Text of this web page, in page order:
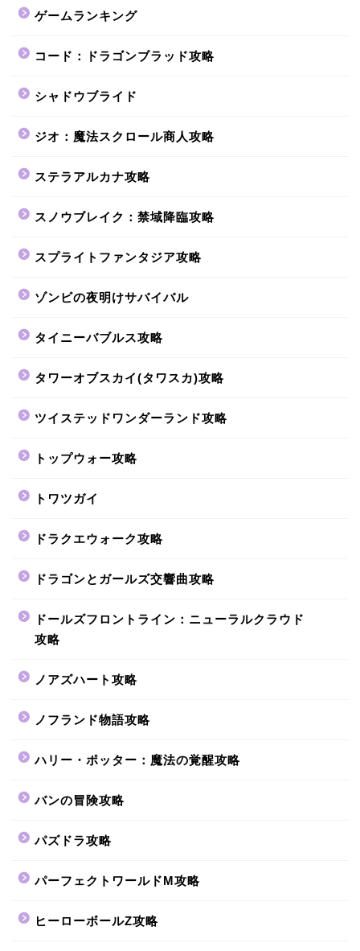
ゲームランキング
コード：ドラゴンブラッド攻略
シャドウブライド
ジオ：魔法スクロール商人攻略
ステラアルカナ攻略
スノウブレイク：禁域降臨攻略
スプライトファンタジア攻略
ゾンビの夜明けサバイバル
タイニーバブルス攻略
タワーオブスカイ(タワスカ)攻略
ツイステッドワンダーランド攻略
トップウォー攻略
トワツガイ
ドラクエウォーク攻略
ドラゴンとガールズ交響曲攻略
ドールズフロントライン：ニューラルクラウド
攻略
ノアズハート攻略
ノフランド物語攻略
ハリー・ポッター：魔法の覚醒攻略
バンの冒険攻略
パズドラ攻略
パーフェクトワールドM攻略
ヒーローボールZ攻略